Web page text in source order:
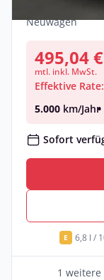
Neuwagen
495,04 €
mtl. inkl. MwSt.
Effektive
5.000 km/Jahr
•
Sofort
E 6,8 l /
1